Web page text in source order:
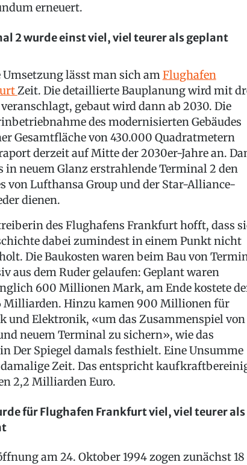
erneuert.
2 wurde einst viel, viel teurer als geplant
Umsetzung lässt man sich amFlughafen
Zeit. Die detaillierte Bauplanung wird mit
gebaut wird dann ab 2030. Die
des modernisierten Gebäudes
Gesamtfläche von 430.000 Quadratmetern
derzeit auf Mitte der 2030er-Jahre an.
in neuem Glanz erstrahlende Terminal 2 den
von Lufthansa Group und der Star-Alliance-
dienen.
des Flughafens Frankfurt hofft, dass
dabei zumindest in einem Punkt nicht
Die Baukosten waren beim Bau von
aus dem Ruder gelaufen: Geplant waren
600 Millionen Mark, am Ende kostete
Milliarden. Hinzu kamen 900 Millionen für
und Elektronik, «um das Zusammenspiel von
neuem Terminal zu sichern», wie das
Der Spiegel damals festhielt. Eine Unsumme
Zeit. Das entspricht
2,2 Milliarden Euro.
für Flughafen Frankfurt viel, viel teurer als
am 24. Oktober 1994 zogen zunächst 18